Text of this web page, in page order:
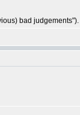
bad judgements").